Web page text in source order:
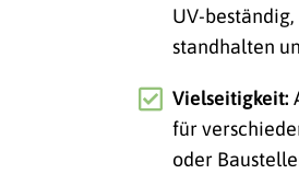
UV-
standhalten
Vielseitigkeit:
für
oder